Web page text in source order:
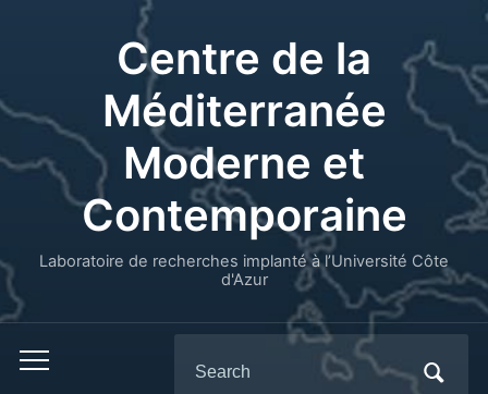
Centre de la
Méditerranée
Moderne et
Contemporaine
Laboratoire de recherches implanté à l’Université Côte
d'Azur
for: